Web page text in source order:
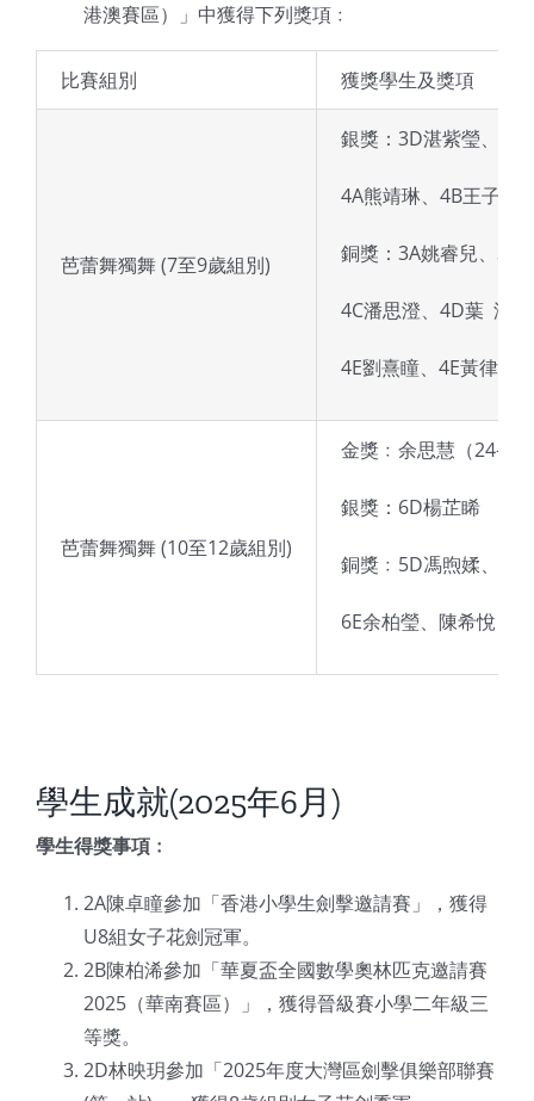
港澳賽區）」中獲得下列獎項﹕
比賽組別 獲獎學生及獎項
芭蕾舞獨舞 (7至9歲組別)
銀獎：3D湛紫瑩、3D
4A熊靖琳、4B王子純
銅獎：3A姚睿兒、3B
4C潘思澄、4D葉 澄
4E劉熹瞳、4E黃律縈
芭蕾舞獨舞 (10至12歲組別)
金獎﹕余思慧（24-25
銀獎：6D楊芷睎
銅獎﹕5D馮煦媃、6C
6E余柏瑩、陳希悅（
學生成就(2025年6月)
學生得獎事項﹕
2A陳卓瞳參加「香港小學生劍擊邀請賽」，獲得
U8組女子花劍冠軍。
2B陳柏浠參加「華夏盃全國數學奧林匹克邀請賽
2025（華南賽區）」，獲得晉級賽小學二年級三
等獎。
2D林映玥參加「2025年度大灣區劍擊俱樂部聯賽